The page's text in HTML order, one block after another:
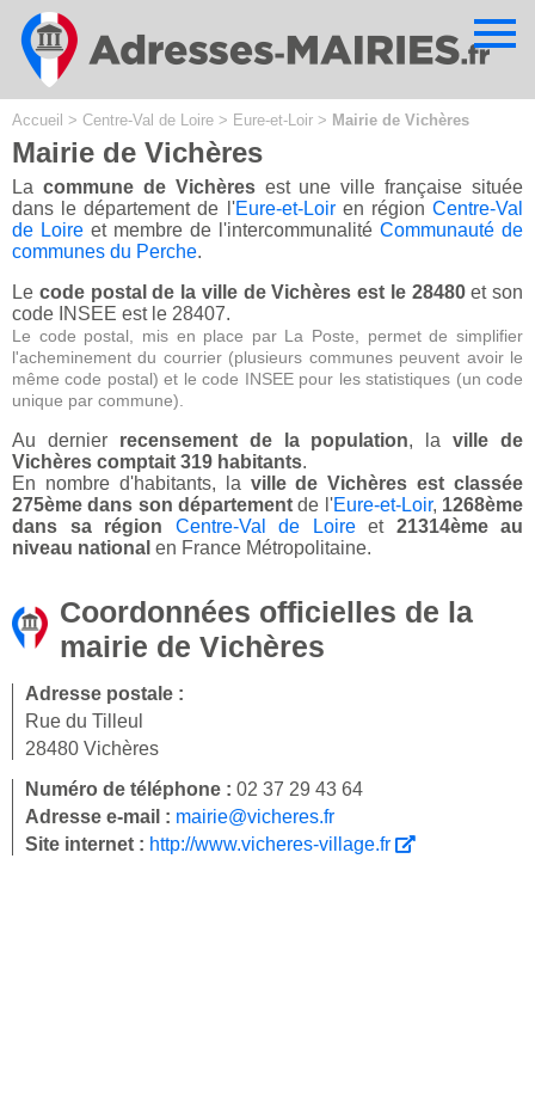
Accueil > Centre-Val de Loire > Eure-et-Loir > Mairie de Vichères
Mairie de Vichères
La commune de Vichèresest une ville française située
dans le département de l'Eure-et-Loiren régionCentre-Val
de Loire et membre de l'intercommunalité Communauté de
communes du Perche.
Le code postal de la ville de Vichères est le 28480et son
code INSEE est le 28407.
Le code postal, mis en place par La Poste, permet de simplifier
l'acheminement du courrier (plusieurs communes peuvent avoir le
même code postal) et le code INSEE pour les statistiques (un code
unique par commune).
Au dernier recensement de la population, laville de
Vichères comptait 319 habitants.
En nombre d'habitants, la ville de Vichères est classée
275ème dans son département de l'Eure-et-Loir, 1268ème
dans sa région
Centre-Val de Loireet 21314ème au
niveau national en France Métropolitaine.
Coordonnées officielles de la
mairie de Vichères
Adresse postale :
Rue du Tilleul
28480 Vichères
Numéro de téléphone : 02 37 29 43 64
Adresse e-mail : mairie@vicheres.fr
Site internet : http://www.vicheres-village.fr
Cookies management panel